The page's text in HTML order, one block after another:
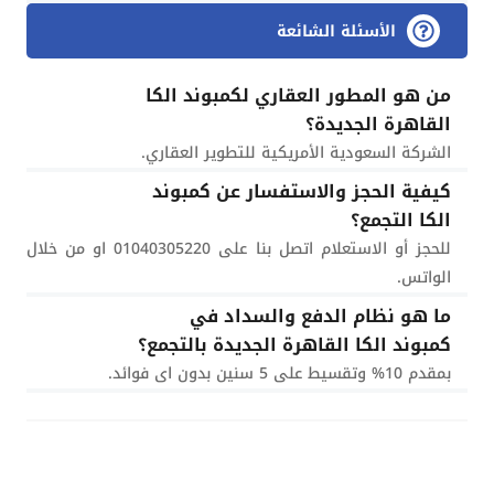
الأسئلة الشائعة
من هو المطور العقاري لكمبوند الكا
القاهرة الجديدة؟
الشركة السعودية الأمريكية للتطوير العقاري.
كيفية الحجز والاستفسار عن كمبوند
الكا التجمع؟
للحجز أو الاستعلام اتصل بنا على 01040305220 او من خلال
الواتس.
ما هو نظام الدفع والسداد في
كمبوند الكا القاهرة الجديدة بالتجمع؟
بمقدم 10% وتقسيط على 5 سنين بدون اى فوائد.